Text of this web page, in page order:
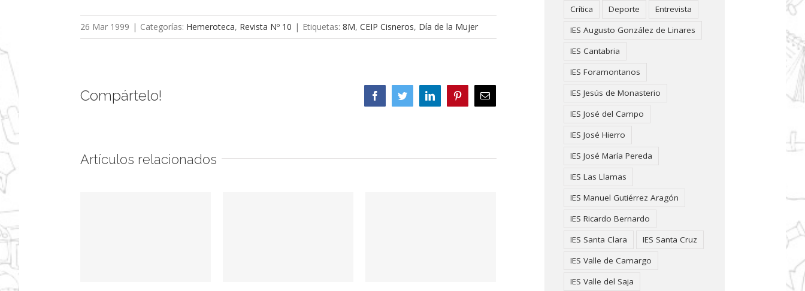
26 Mar 1999 | Categorías: Hemeroteca, Revista Nº 10 | Etiquetas:8M,CEIP Cisneros, Día de la Mujer
Compártelo! FacebookTwitterLinkedIn PinterestCorreo
electrónico
Artículos relacionados
Crítica
Deporte
Entrevista
IES Augusto González de Linares
IES Cantabria
IES Foramontanos
IES Jesús de Monasterio
IES José del Campo
IES José Hierro
IES José María Pereda
IES Las Llamas
IES Manuel Gutiérrez Aragón
IES Ricardo Bernardo
IES Santa Clara
IES Santa Cruz
IES Valle de Camargo
IES Valle del Saja